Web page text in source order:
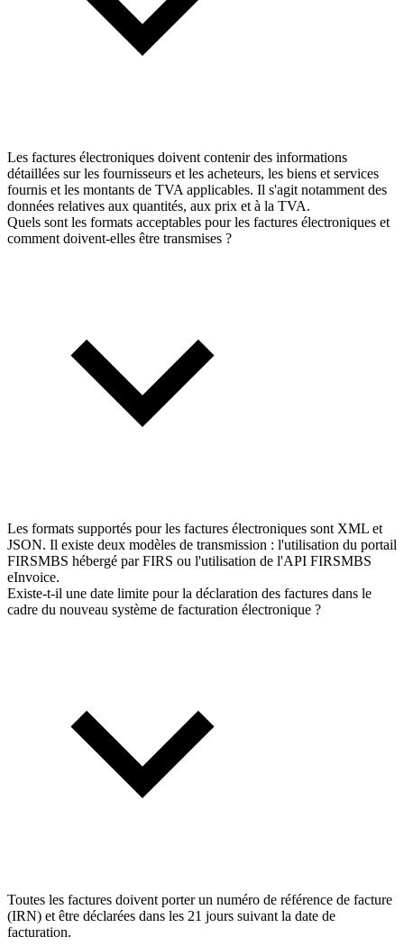
Les factures électroniques doivent contenir des informations
détaillées sur les fournisseurs et les acheteurs, les biens et services
fournis et les montants de TVA applicables. Il s'agit notamment des
données relatives aux quantités, aux prix et à la TVA.
Quels sont les formats acceptables pour les factures électroniques et
comment doivent-elles être transmises ?
Les formats supportés pour les factures électroniques sont XML et
JSON. Il existe deux modèles de transmission : l'utilisation du portail
FIRSMBS hébergé par FIRS ou l'utilisation de l'API FIRSMBS
eInvoice.
Existe-t-il une date limite pour la déclaration des factures dans le
cadre du nouveau système de facturation électronique ?
Toutes les factures doivent porter un numéro de référence de facture
(IRN) et être déclarées dans les 21 jours suivant la date de
facturation.